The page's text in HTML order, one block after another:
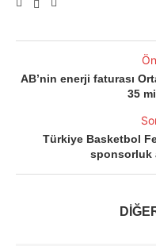
AB’nin enerji faturası
35
Türkiye Basketbol
sponsorluk